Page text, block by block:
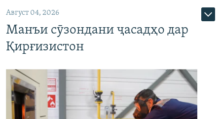
Август 04, 2026
Манъи сӯзондани ҷасадҳо дар
Қирғизистон